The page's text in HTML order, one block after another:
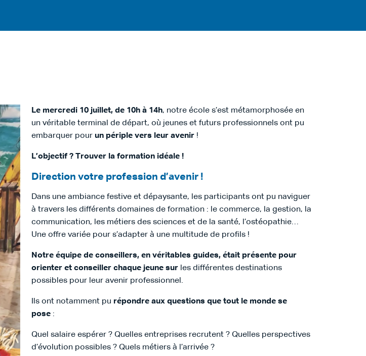
Le mercredi 10 juillet, de 10h à 14h, notre école s’est métamorphosée en
un véritable terminal de départ, où jeunes et futurs professionnels ont pu
embarquer pour un périple vers leur avenir !
L’objectif ? Trouver la formation idéale !
Direction votre profession d’avenir !
Dans une ambiance festive et dépaysante, les participants ont pu naviguer
à travers les différents domaines de formation : le commerce, la gestion, la
communication, les métiers des sciences et de la santé, l’ostéopathie…
Une offre variée pour s’adapter à une multitude de profils !
Notre équipe de conseillers, en véritables guides, était présente pour
orienter et conseiller chaque jeune sur les différentes destinations
possibles pour leur avenir professionnel.
Ils ont notamment pu répondre aux questions que tout le monde se
pose :
Quel salaire espérer ? Quelles entreprises recrutent ? Quelles perspectives
d’évolution possibles ? Quels métiers à l’arrivée ?